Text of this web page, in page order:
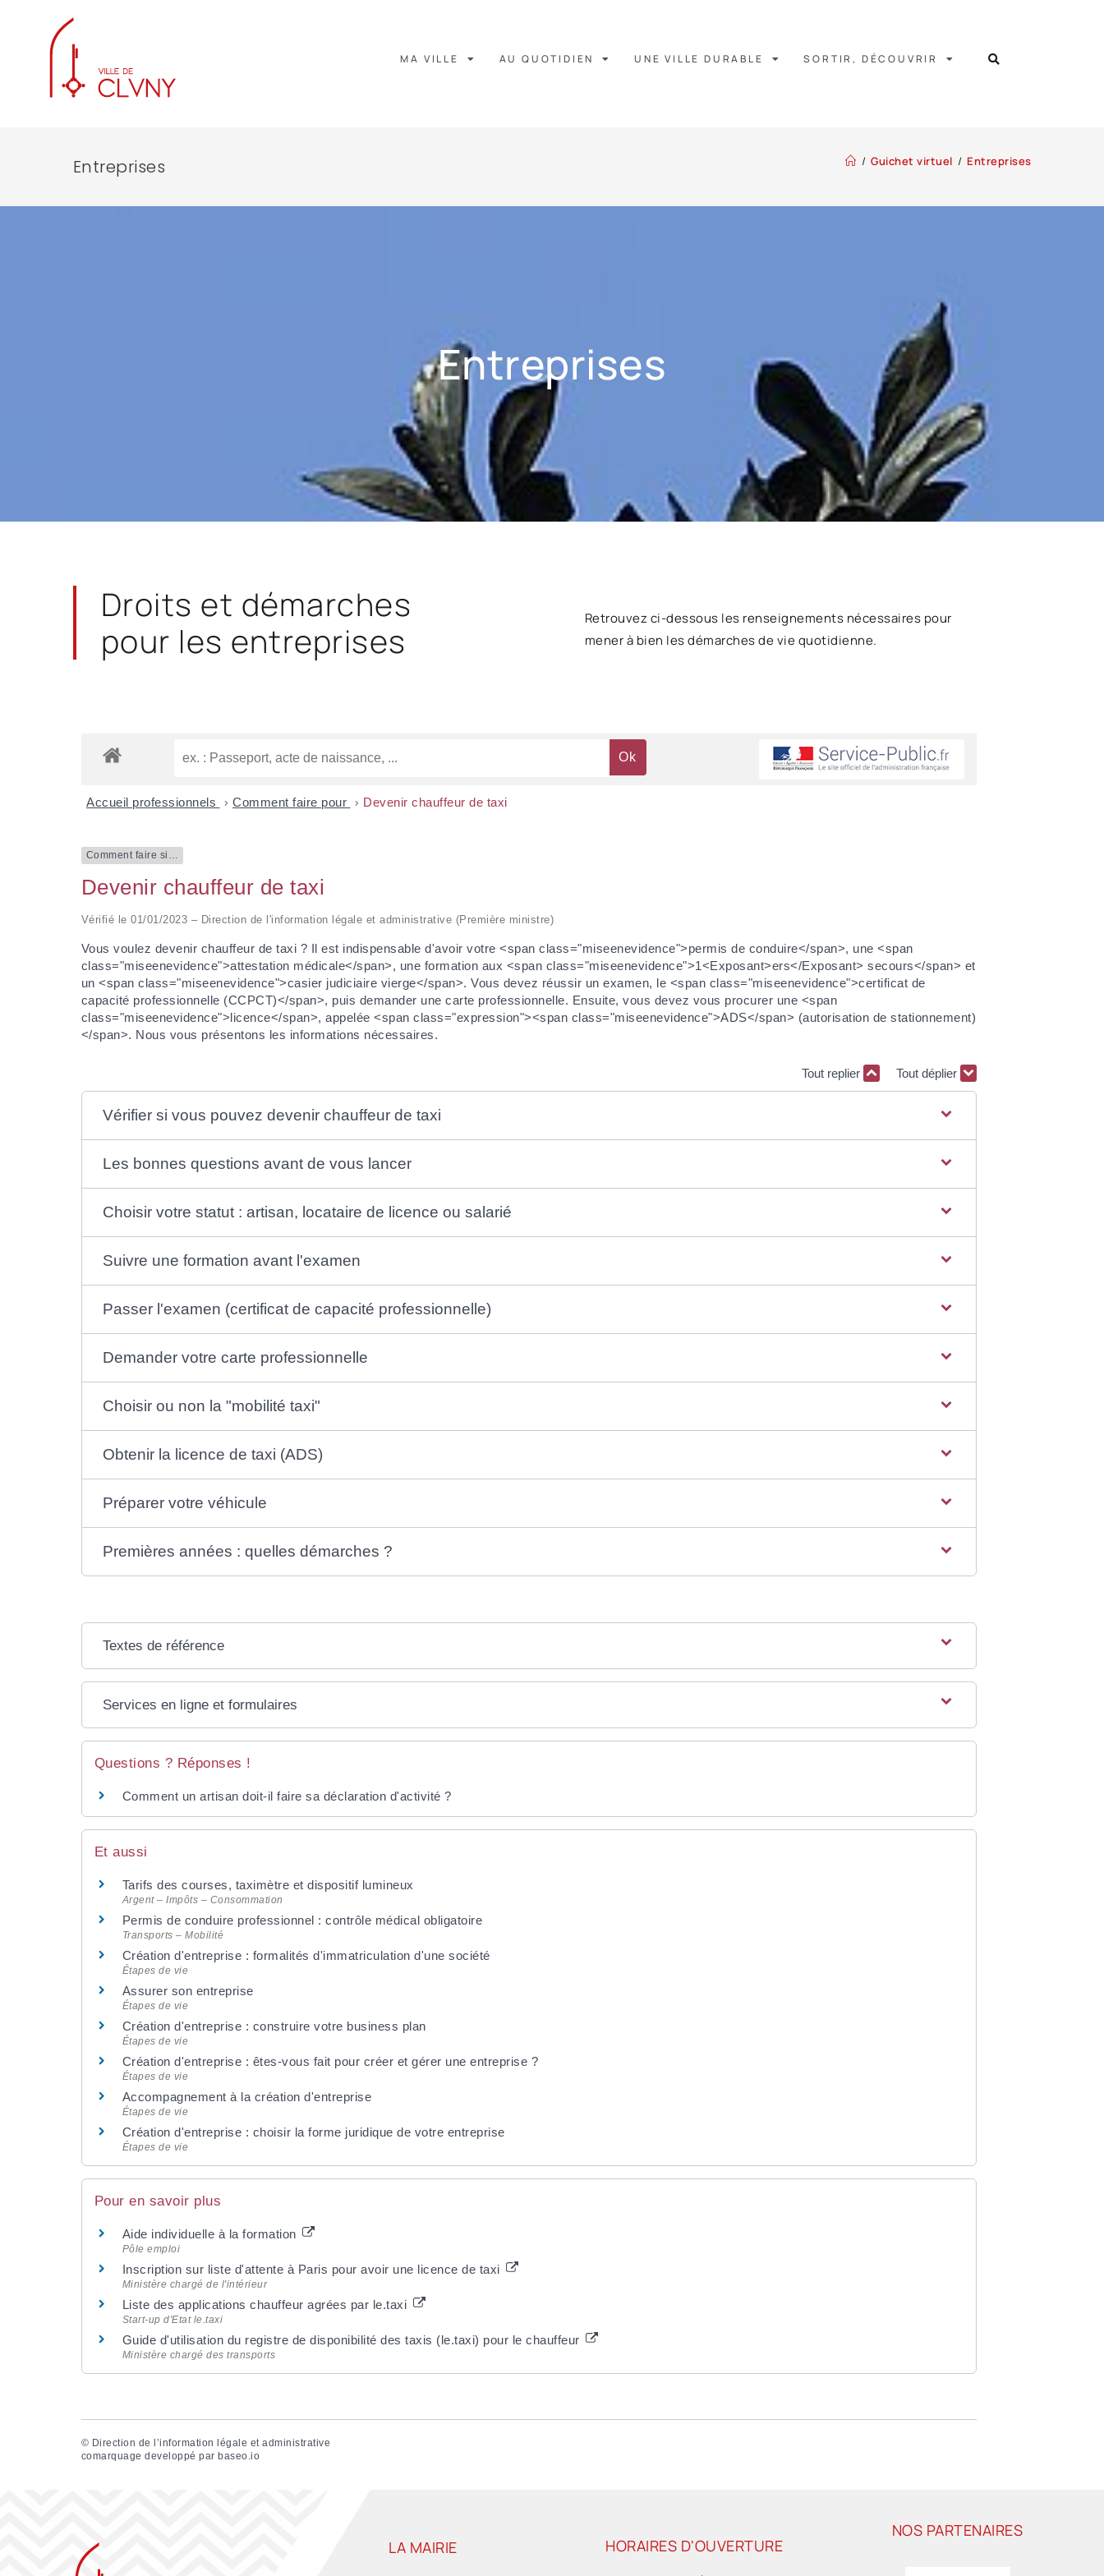
MA VILLE AU QUOTIDIEN UNE VILLE DURABLE SORTIR, DÉCOUVRIR
Entreprises / Guichet virtuel / Entreprises
Entreprises
Droits et démarches
pour les entreprises
Retrouvez ci-dessous les renseignements nécessaires pour
mener à bien les démarches de vie quotidienne.
Accueil professionnels > Comment faire pour > Devenir chauffeur de taxi
Comment faire si…
Devenir chauffeur de taxi
Vérifié le 01/01/2023 – Direction de l'information légale et administrative (Première ministre)
Vous voulez devenir chauffeur de taxi ? Il est indispensable d'avoir votre <span class="miseenevidence">permis de conduire</span>, une <span
class="miseenevidence">attestation médicale</span>, une formation aux <span class="miseenevidence">1<Exposant>ers</Exposant> secours</span> et
un <span class="miseenevidence">casier judiciaire vierge</span>. Vous devez réussir un examen, le <span class="miseenevidence">certificat de
capacité professionnelle (CCPCT)</span>, puis demander une carte professionnelle. Ensuite, vous devez vous procurer une <span
class="miseenevidence">licence</span>, appelée <span class="expression"><span class="miseenevidence">ADS</span> (autorisation de stationnement)
</span>. Nous vous présentons les informations nécessaires.
Tout replier Tout déplier
Vérifier si vous pouvez devenir chauffeur de taxi
Les bonnes questions avant de vous lancer
Choisir votre statut : artisan, locataire de licence ou salarié
Suivre une formation avant l'examen
Passer l'examen (certificat de capacité professionnelle)
Demander votre carte professionnelle
Choisir ou non la "mobilité taxi"
Obtenir la licence de taxi (ADS)
Préparer votre véhicule
Premières années : quelles démarches ?
Textes de référence
Services en ligne et formulaires
Questions ? Réponses !
Comment un artisan doit-il faire sa déclaration d'activité ?
Et aussi
Tarifs des courses, taximètre et dispositif lumineux
Argent – Impôts – Consommation
Permis de conduire professionnel : contrôle médical obligatoire
Transports – Mobilité
Création d'entreprise : formalités d'immatriculation d'une société
Étapes de vie
Assurer son entreprise
Étapes de vie
Création d'entreprise : construire votre business plan
Étapes de vie
Création d'entreprise : êtes-vous fait pour créer et gérer une entreprise ?
Étapes de vie
Accompagnement à la création d'entreprise
Étapes de vie
Création d'entreprise : choisir la forme juridique de votre entreprise
Étapes de vie
Pour en savoir plus
Aide individuelle à la formation
Pôle emploi
Inscription sur liste d'attente à Paris pour avoir une licence de taxi
Ministère chargé de l'intérieur
Liste des applications chauffeur agrées par le.taxi
Start-up d'Etat le.taxi
Guide d'utilisation du registre de disponibilité des taxis (le.taxi) pour le chauffeur
Ministère chargé des transports
© Direction de l’information légale et administrative
comarquage developpé par baseo.io
LA MAIRIE HORAIRES D'OUVERTURE
NOS PARTENAIRES